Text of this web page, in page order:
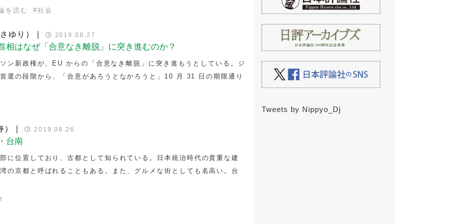
を読む #社会
ゆり）｜ 2019.08.27
相はなぜ「合意なき離脱」に突き進むのか？
ン新政権が、EU からの「合意なき離脱」に突き進もうとしている。ジ
選の段階から、「合意があろうとなかろうと」10 月 31 日の期限通り
）｜ 2019.08.26
台南
に位置しており、古都として知られている。日本統治時代の貴重な建
の京都と呼ばれることもある。また、グルメな街としても名高い。台
Tweets by Nippyo_Dj